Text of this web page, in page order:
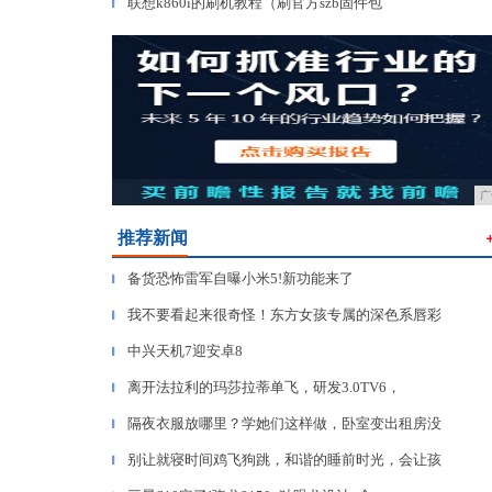
▎
推荐新闻
▎ 备货恐怖雷军自曝小米5!新功能来了
▎ 我不要看起来很奇怪！东方女孩专属的深色系唇彩
▎ 中兴天机7迎安卓8
▎ 离开法拉利的玛莎拉蒂单飞，研发3.0TV6，
▎ 隔夜衣服放哪里？学她们这样做，卧室变出租房没
▎ 别让就寝时间鸡飞狗跳，和谐的睡前时光，会让孩